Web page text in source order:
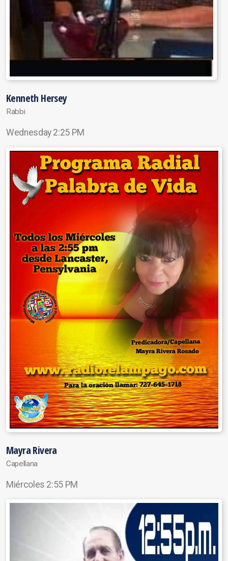
Kenneth Hersey
Rabbi
Wednesday 2:25 PM
Mayra Rivera
Capellana
Miércoles 2:55 PM